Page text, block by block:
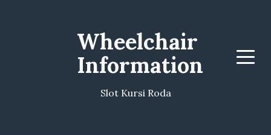
Wheelchair
Information
Slot Kursi Roda
Menu